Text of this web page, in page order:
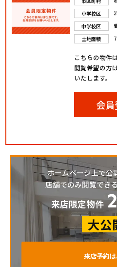
小学校区
中学校区
土地面積
こちらの物件
閲覧希望の方
いたします。
会
ホームページ上で公
店舗でのみ閲覧でき
来店限定物件
大公
来店予約